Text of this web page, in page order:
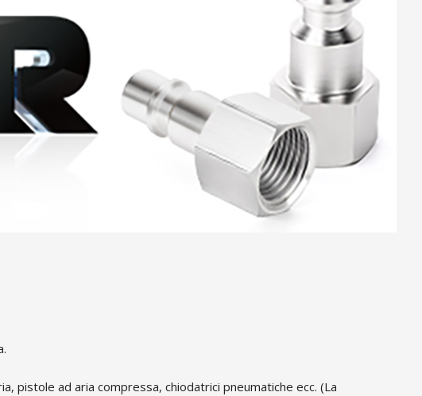
pistole ad aria compressa, chiodatrici pneumatiche ecc. (La